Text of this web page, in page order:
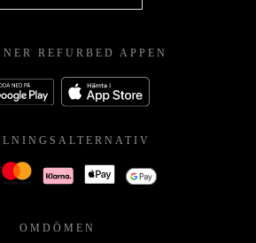
REFURBED APPEN
OMDÖMEN